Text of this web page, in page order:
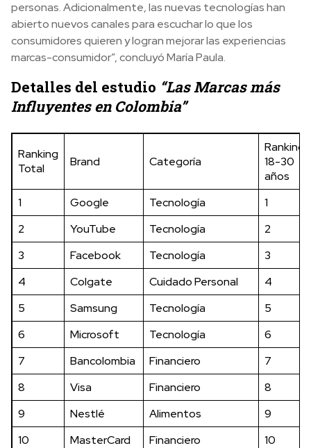
personas. Adicionalmente, las nuevas tecnologías han
abierto nuevos canales para escuchar lo que los
consumidores quieren y logran mejorar las experiencias
marcas-consumidor”, concluyó María Paula.
Detalles del estudio “Las Marcas más
Influyentes en Colombia”
Ranking
Total
Brand Categoría
Ranking
18-30
años
1
Google Tecnología
1
2
YouTube Tecnología
2
3
Facebook Tecnología
3
4
Colgate Cuidado Personal
4
5
Samsung Tecnología
5
6
Microsoft Tecnología
6
7
Bancolombia Financiero
7
8
Visa Financiero
8
9
Nestlé Alimentos
9
10
MasterCard Financiero
10